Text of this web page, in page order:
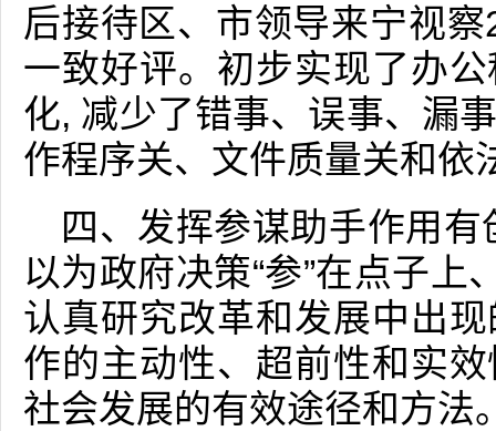
后接待区、市领导来宁视
一致好评。初步实现了办
化, 减少了错事、误事、漏
作程序关、文件质量关和依
四、发挥参谋助手作用
以为政府决策“参”在点子上
认真研究改革和发展中出
作的主动性、超前性和实
社会发展的有效途径和方法